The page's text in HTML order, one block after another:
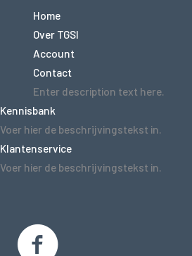
Home
Over TGSI
Account
Contact
Enter description text here.
Kennisbank
Voer hier de beschrijvingstekst in.
Klantenservice
Voer hier de beschrijvingstekst in.